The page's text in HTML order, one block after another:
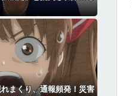
まくり、通報頻発！災害